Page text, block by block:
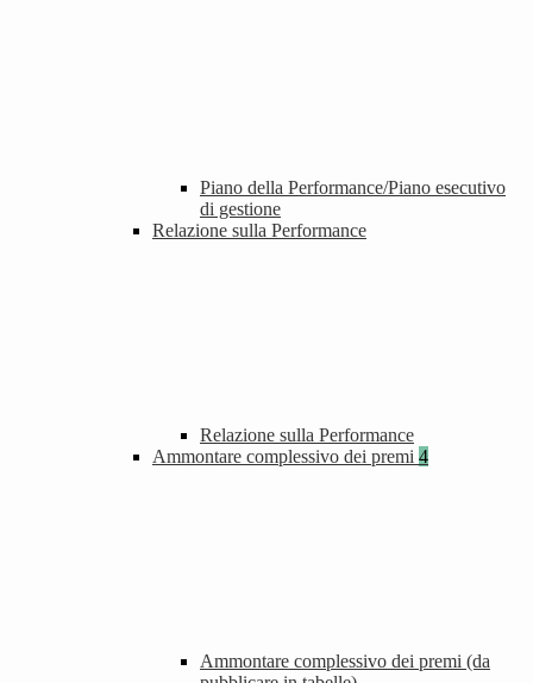
Piano della Performance/Piano esecutivo
di gestione
Relazione sulla Performance
Relazione sulla Performance
Ammontare complessivo dei premi 4
Ammontare complessivo dei premi (da